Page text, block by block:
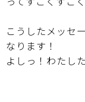
こうしたメッセ
なります！